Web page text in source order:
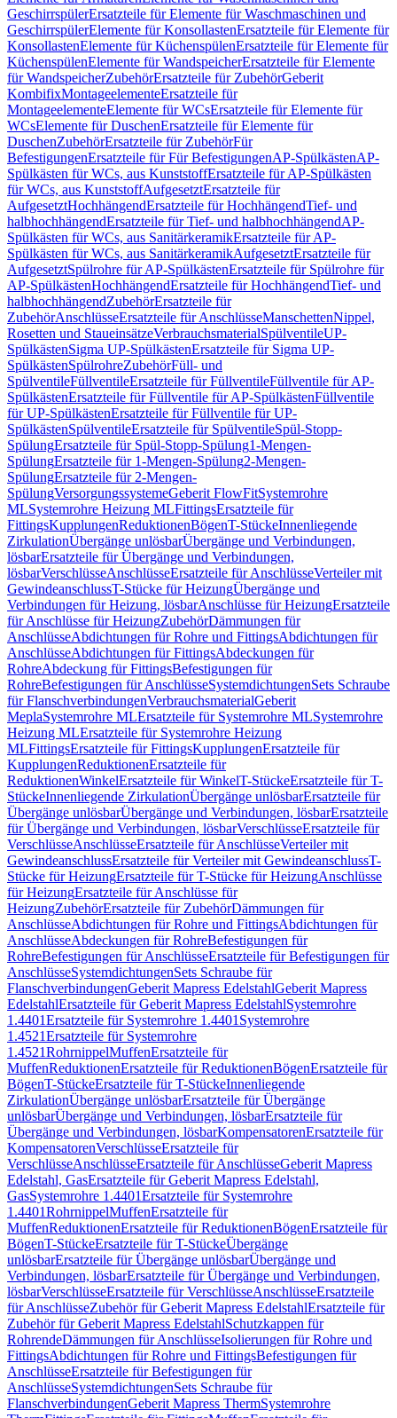
GeschirrspülerErsatzteile für Elemente für Waschmaschinen und
GeschirrspülerElemente für KonsollastenErsatzteile für Elemente für
KonsollastenElemente für KüchenspülenErsatzteile für Elemente für
KüchenspülenElemente für WandspeicherErsatzteile für Elemente
für WandspeicherZubehörErsatzteile für ZubehörGeberit
KombifixMontageelementeErsatzteile für
MontageelementeElemente für WCsErsatzteile für Elemente für
WCsElemente für DuschenErsatzteile für Elemente für
DuschenZubehörErsatzteile für ZubehörFür
BefestigungenErsatzteile für Für BefestigungenAP-SpülkästenAP-
Spülkästen für WCs, aus KunststoffErsatzteile für AP-Spülkästen
für WCs, aus KunststoffAufgesetztErsatzteile für
AufgesetztHochhängendErsatzteile für HochhängendTief- und
halbhochhängendErsatzteile für Tief- und halbhochhängendAP-
Spülkästen für WCs, aus SanitärkeramikErsatzteile für AP-
Spülkästen für WCs, aus SanitärkeramikAufgesetztErsatzteile für
AufgesetztSpülrohre für AP-SpülkästenErsatzteile für Spülrohre für
AP-SpülkästenHochhängendErsatzteile für HochhängendTief- und
halbhochhängendZubehörErsatzteile für
ZubehörAnschlüsseErsatzteile für AnschlüsseManschettenNippel,
Rosetten und StaueinsätzeVerbrauchsmaterialSpülventileUP-
SpülkästenSigma UP-SpülkästenErsatzteile für Sigma UP-
SpülkästenSpülrohreZubehörFüll- und
SpülventileFüllventileErsatzteile für FüllventileFüllventile für AP-
SpülkästenErsatzteile für Füllventile für AP-SpülkästenFüllventile
für UP-SpülkästenErsatzteile für Füllventile für UP-
SpülkästenSpülventileErsatzteile für SpülventileSpül-Stopp-
SpülungErsatzteile für Spül-Stopp-Spülung1-Mengen-
SpülungErsatzteile für 1-Mengen-Spülung2-Mengen-
SpülungErsatzteile für 2-Mengen-
SpülungVersorgungssystemeGeberit FlowFitSystemrohre
MLSystemrohre Heizung MLFittingsErsatzteile für
FittingsKupplungenReduktionenBögenT-StückeInnenliegende
ZirkulationÜbergänge unlösbarÜbergänge und Verbindungen,
lösbarErsatzteile für Übergänge und Verbindungen,
lösbarVerschlüsseAnschlüsseErsatzteile für AnschlüsseVerteiler mit
GewindeanschlussT-Stücke für HeizungÜbergänge und
Verbindungen für Heizung, lösbarAnschlüsse für HeizungErsatzteile
für Anschlüsse für HeizungZubehörDämmungen für
AnschlüsseAbdichtungen für Rohre und FittingsAbdichtungen für
AnschlüsseAbdichtungen für FittingsAbdeckungen für
RohreAbdeckung für FittingsBefestigungen für
RohreBefestigungen für AnschlüsseSystemdichtungenSets Schraube
für FlanschverbindungenVerbrauchsmaterialGeberit
MeplaSystemrohre MLErsatzteile für Systemrohre MLSystemrohre
Heizung MLErsatzteile für Systemrohre Heizung
MLFittingsErsatzteile für FittingsKupplungenErsatzteile für
KupplungenReduktionenErsatzteile für
ReduktionenWinkelErsatzteile für WinkelT-StückeErsatzteile für T-
StückeInnenliegende ZirkulationÜbergänge unlösbarErsatzteile für
Übergänge unlösbarÜbergänge und Verbindungen, lösbarErsatzteile
für Übergänge und Verbindungen, lösbarVerschlüsseErsatzteile für
VerschlüsseAnschlüsseErsatzteile für AnschlüsseVerteiler mit
GewindeanschlussErsatzteile für Verteiler mit GewindeanschlussT-
Stücke für HeizungErsatzteile für T-Stücke für HeizungAnschlüsse
für HeizungErsatzteile für Anschlüsse für
HeizungZubehörErsatzteile für ZubehörDämmungen für
AnschlüsseAbdichtungen für Rohre und FittingsAbdichtungen für
AnschlüsseAbdeckungen für RohreBefestigungen für
RohreBefestigungen für AnschlüsseErsatzteile für Befestigungen für
AnschlüsseSystemdichtungenSets Schraube für
FlanschverbindungenGeberit Mapress EdelstahlGeberit Mapress
EdelstahlErsatzteile für Geberit Mapress EdelstahlSystemrohre
1.4401Ersatzteile für Systemrohre 1.4401 Systemrohre
1.4521Ersatzteile für Systemrohre
1.4521RohrnippelMuffenErsatzteile für
MuffenReduktionenErsatzteile für ReduktionenBögenErsatzteile für
BögenT-StückeErsatzteile für T-StückeInnenliegende
ZirkulationÜbergänge unlösbarErsatzteile für Übergänge
unlösbarÜbergänge und Verbindungen, lösbarErsatzteile für
Übergänge und Verbindungen, lösbarKompensatorenErsatzteile für
KompensatorenVerschlüsseErsatzteile für
VerschlüsseAnschlüsseErsatzteile für AnschlüsseGeberit Mapress
Edelstahl, GasErsatzteile für Geberit Mapress Edelstahl,
GasSystemrohre 1.4401Ersatzteile für Systemrohre
1.4401RohrnippelMuffenErsatzteile für
MuffenReduktionenErsatzteile für ReduktionenBögenErsatzteile für
BögenT-StückeErsatzteile für T-StückeÜbergänge
unlösbarErsatzteile für Übergänge unlösbarÜbergänge und
Verbindungen, lösbarErsatzteile für Übergänge und Verbindungen,
lösbarVerschlüsseErsatzteile für VerschlüsseAnschlüsseErsatzteile
für AnschlüsseZubehör für Geberit Mapress EdelstahlErsatzteile für
Zubehör für Geberit Mapress EdelstahlSchutzkappen für
RohrendeDämmungen für AnschlüsseIsolierungen für Rohre und
FittingsAbdichtungen für Rohre und FittingsBefestigungen für
AnschlüsseErsatzteile für Befestigungen für
AnschlüsseSystemdichtungenSets Schraube für
FlanschverbindungenGeberit Mapress ThermSystemrohre